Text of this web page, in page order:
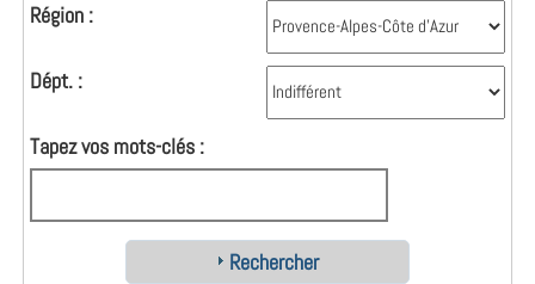
Région :
Dépt. :
Tapez vos mots-clés :
Rechercher